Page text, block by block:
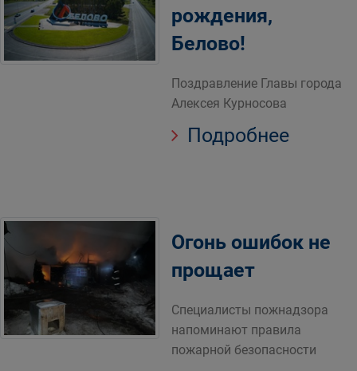
рождения,
Белово!
Поздравление Главы города
Алексея Курносова
Подробнее
Огонь ошибок не
прощает
Специалисты пожнадзора
напоминают правила
пожарной безопасности